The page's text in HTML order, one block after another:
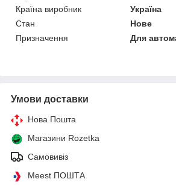
Країна виробник
Україна
Стан
Нове
Призначення
Для
Умови доставки
Нова Пошта
Магазини Rozetka
Самовивіз
Meest ПОШТА